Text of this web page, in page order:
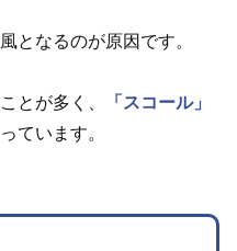
となるのが原因です。
とが多く、
「スコール」
ています。